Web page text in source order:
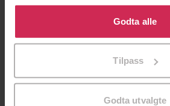
Klikk på «Godta alle» for å gi oss
bruke cookies for alle disse
tilpasse ditt samtykke til spesifikke
Godta alle
Tilpass
Godta utvalgte
Forfattere David Mitchell